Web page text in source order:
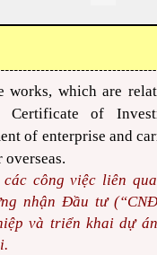
works, which are
Certificate of
of enterprise and
overseas.
các công việc liên
nhận Đầu tư
và triển khai dự